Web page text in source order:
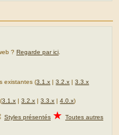
? Regarde par ici
existantes (3.1.x |3.2.x |3.3.x
3.1.x |3.2.x |3.3.x |4.0.x)
Styles présentés ★ Toutes autres